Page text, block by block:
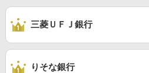
三菱ＵＦＪ銀行
りそな銀行